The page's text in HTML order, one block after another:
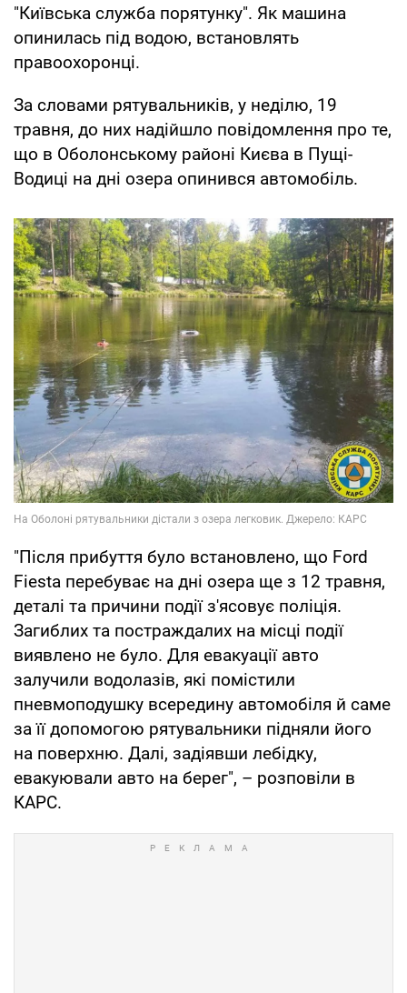
"Київська служба порятунку". Як машина
опинилась під водою, встановлять
правоохоронці.
За словами рятувальників, у неділю, 19
травня, до них надійшло повідомлення про те,
що в Оболонському районі Києва в Пущі-
Водиці на дні озера опинився автомобіль.
"Після прибуття було встановлено, що Ford
Fiesta перебуває на дні озера ще з 12 травня,
деталі та причини події з'ясовує поліція.
Загиблих та постраждалих на місці події
виявлено не було. Для евакуації авто
залучили водолазів, які помістили
пневмоподушку всередину автомобіля й саме
за її допомогою рятувальники підняли його
на поверхню. Далі, задіявши лебідку,
евакуювали авто на берег", – розповіли в
КАРС.